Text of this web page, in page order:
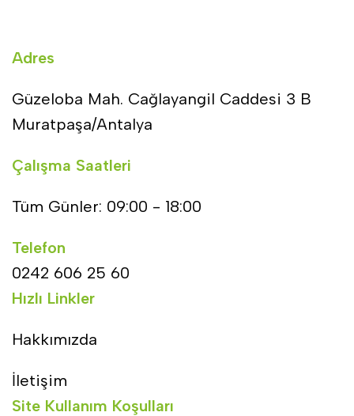
Adres
Güzeloba Mah. Cağlayangil Caddesi 3 B
Muratpaşa/Antalya
Çalışma Saatleri
Tüm Günler: 09:00 - 18:00
Telefon
0242 606 25 60
Hızlı Linkler
Hakkımızda
İletişim
Site Kullanım Koşulları